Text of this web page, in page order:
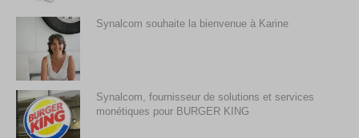
Synalcom souhaite la bienvenue à Karine
Synalcom, fournisseur de solutions et services
monétiques pour BURGER KING